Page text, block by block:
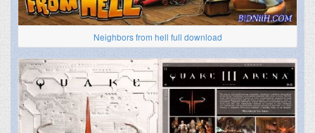
Neighbors from hell full download